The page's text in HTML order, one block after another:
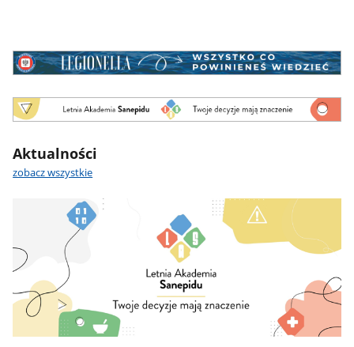
Baner
Legionelloza
LAS
-
Akademia
Sanepidu.
Aktualności
zobacz wszystkie